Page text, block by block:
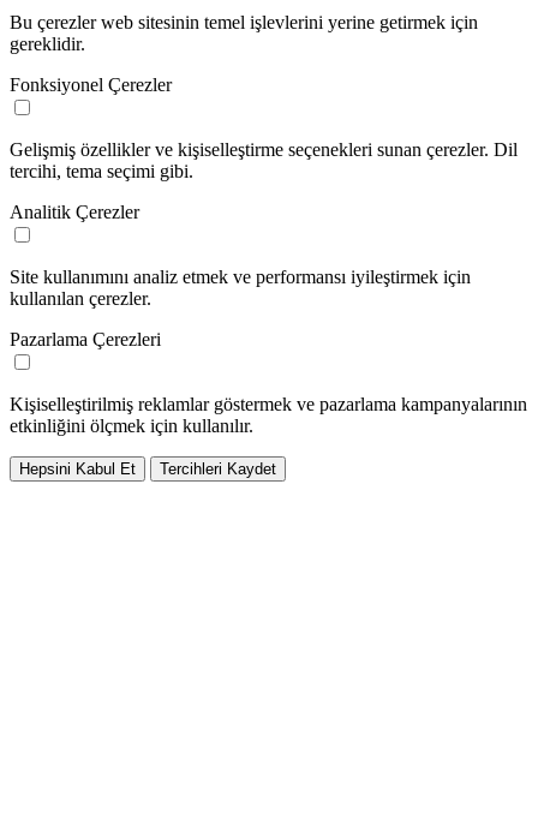
Bu çerezler web sitesinin temel işlevlerini yerine getirmek için
gereklidir.
Fonksiyonel Çerezler
Gelişmiş özellikler ve kişiselleştirme seçenekleri sunan çerezler. Dil
tercihi, tema seçimi gibi.
Analitik Çerezler
Site kullanımını analiz etmek ve performansı iyileştirmek için
kullanılan çerezler.
Pazarlama Çerezleri
Kişiselleştirilmiş reklamlar göstermek ve pazarlama kampanyalarının
etkinliğini ölçmek için kullanılır.
Hepsini Kabul Et Tercihleri Kaydet